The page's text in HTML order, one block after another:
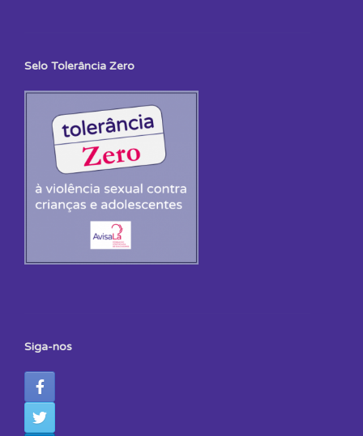
Selo Tolerância Zero
Siga-nos